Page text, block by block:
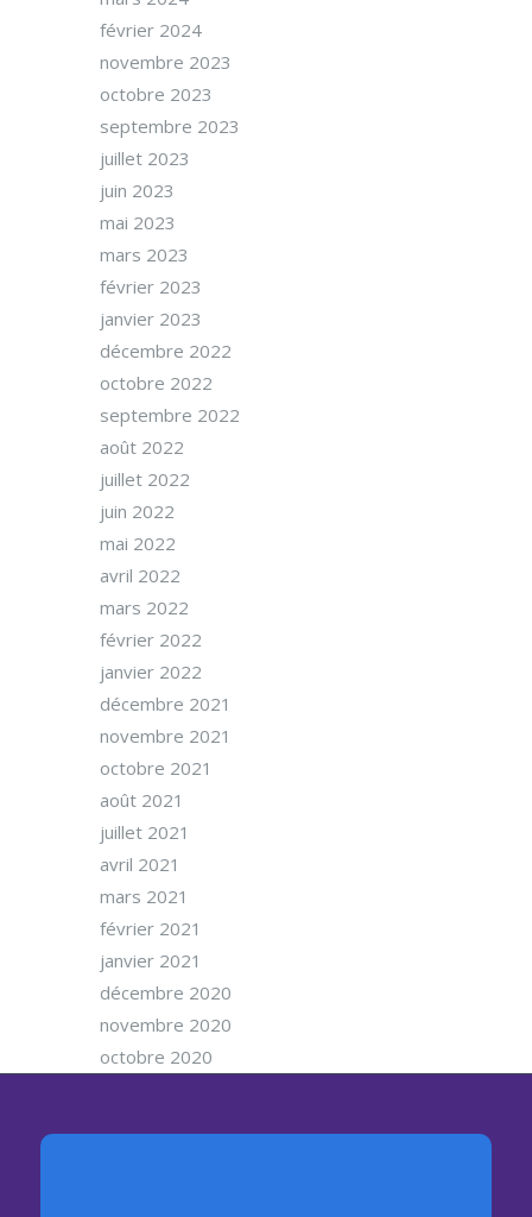
février 2024
novembre 2023
octobre 2023
septembre 2023
juillet 2023
juin 2023
mai 2023
mars 2023
février 2023
janvier 2023
décembre 2022
octobre 2022
septembre 2022
août 2022
juillet 2022
juin 2022
mai 2022
avril 2022
mars 2022
février 2022
janvier 2022
décembre 2021
novembre 2021
octobre 2021
août 2021
juillet 2021
avril 2021
mars 2021
février 2021
janvier 2021
décembre 2020
novembre 2020
octobre 2020